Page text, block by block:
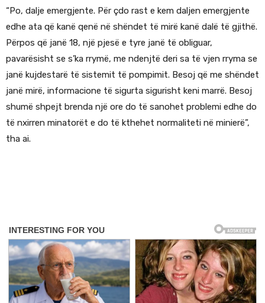
“Po, dalje emergjente. Për çdo rast e kem daljen emergjente
edhe ata që kanë qenë në shëndet të mirë kanë dalë të gjithë.
Përpos që janë 18, një pjesë e tyre janë të obliguar,
pavarësisht se s’ka rrymë, me ndenjtë deri sa të vjen rryma se
janë kujdestarë të sistemit të pompimit. Besoj që me shëndet
janë mirë, informacione të sigurta sigurisht keni marrë. Besoj
shumë shpejt brenda një ore do të sanohet problemi edhe do
të nxirren minatorët e do të kthehet normaliteti në minierë”,
tha ai.